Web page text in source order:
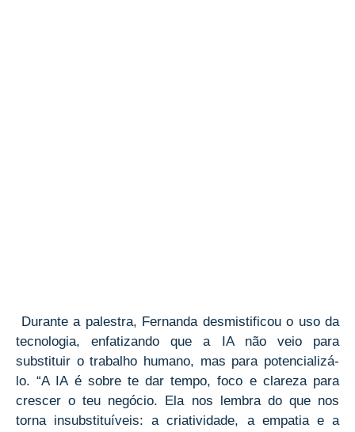
Durante a palestra, Fernanda desmistificou o uso da
tecnologia, enfatizando que a IA não veio para
substituir o trabalho humano, mas para potencializá-
lo. “A IA é sobre te dar tempo, foco e clareza para
crescer o teu negócio. Ela nos lembra do que nos
torna insubstituíveis: a criatividade, a empatia e a